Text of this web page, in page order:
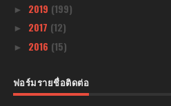
► 2019 (199)
► 2017 (12)
► 2016 (15)
ฟอร์มรายชื่อติดต่อ